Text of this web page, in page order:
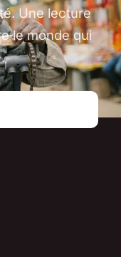
Une lecture
le monde qui